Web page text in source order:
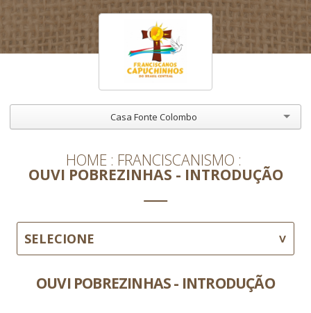
Casa Fonte Colombo
HOME FRANCISCANISMO
OUVI POBREZINHAS - INTRODUÇÃO
SELECIONE
OUVI POBREZINHAS - INTRODUÇÃO